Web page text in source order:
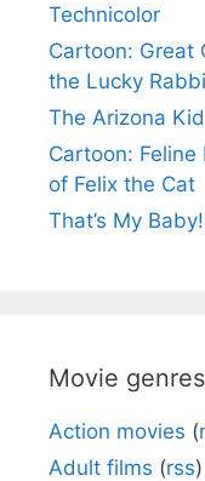
Technicolor
Cartoon: Great
the Lucky
The Arizona
Cartoon: Feline
of Felix the Cat
That’s My
Movie genres
Action movies (
Adult films (rss)